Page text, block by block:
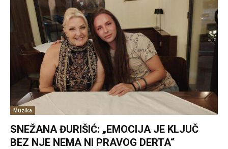
Muzika
SNEŽANA ĐURIŠIĆ: „EMOCIJA JE KLJUČ
BEZ NJE NEMA NI PRAVOG DERTA“